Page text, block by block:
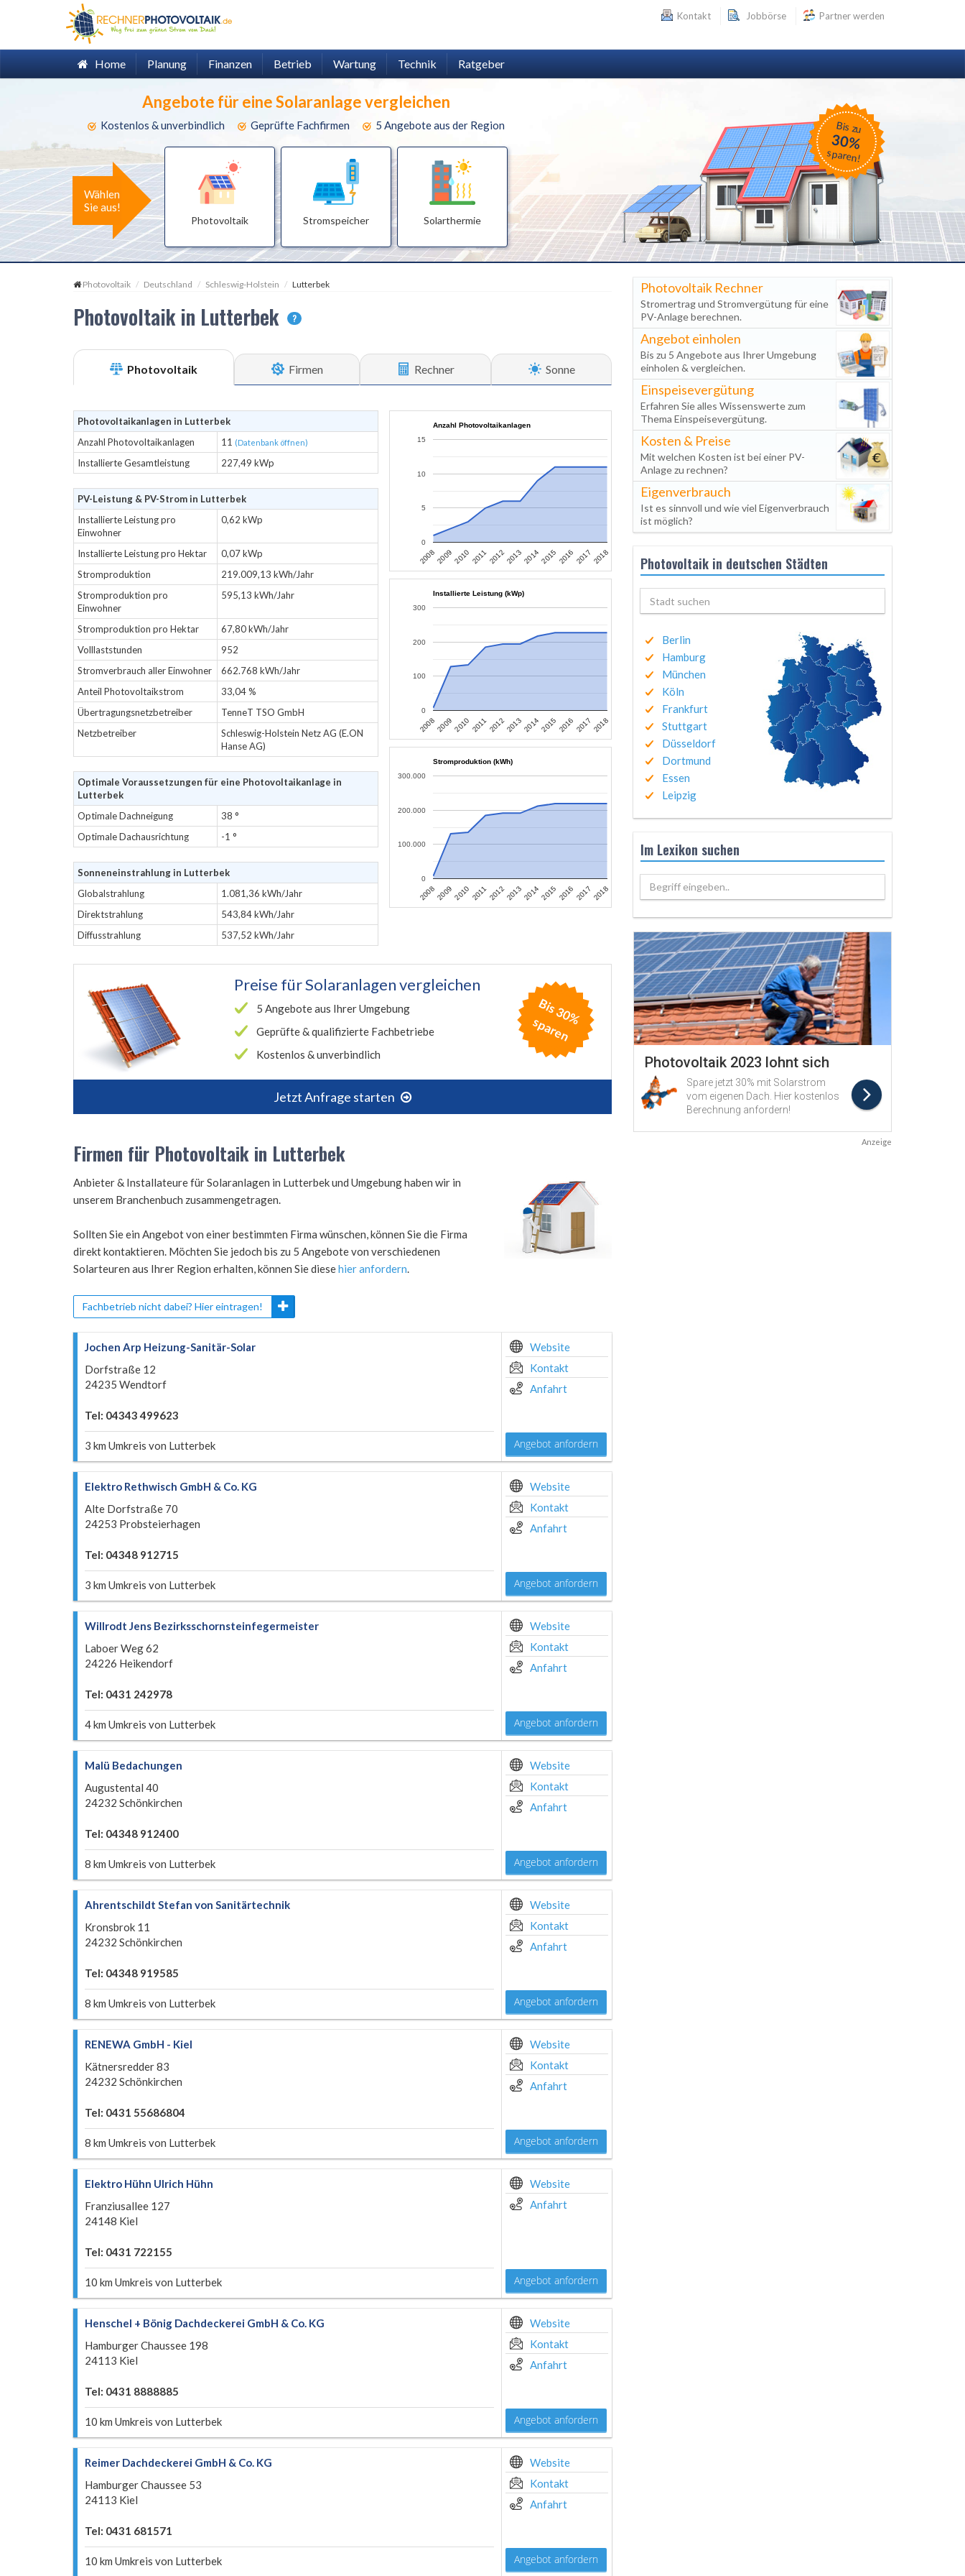
Kontakt Jobbörse Partner werden
Home Planung Finanzen Betrieb Wartung Technik Ratgeber
Angebote für eine Solaranlage vergleichen
Kostenlos & unverbindlich Geprüfte Fachfirmen 5 Angebote aus der Region
Wählen
Sie aus!
Photovoltaik Stromspeicher Solarthermie
Bis zu
30%
sparen!
Photovoltaik Deutschland Schleswig-Holstein Lutterbek
Photovoltaik in Lutterbek ?
Photovoltaik Firmen Rechner Sonne
Photovoltaikanlagen in Lutterbek
Anzahl Photovoltaikanlagen
11 (Datenbank öffnen)
Installierte Gesamtleistung 227,49 kWp
PV-Leistung & PV-Strom in Lutterbek
Installierte Leistung pro
Einwohner
0,62 kWp
Installierte Leistung pro Hektar
0,07 kWp
Stromproduktion
219.009,13 kWh/Jahr
Stromproduktion pro
Einwohner
595,13 kWh/Jahr
Stromproduktion pro Hektar
67,80 kWh/Jahr
Volllaststunden
952
Stromverbrauch aller Einwohner
662.768 kWh/Jahr
Anteil Photovoltaikstrom
33,04 %
Übertragungsnetzbetreiber
TenneT TSO GmbH
Netzbetreiber
Schleswig-Holstein Netz AG (E.ON
Hanse AG)
Optimale Voraussetzungen für eine Photovoltaikanlage in
Lutterbek
Optimale Dachneigung
38 °
Optimale Dachausrichtung
-1 °
Sonneneinstrahlung in Lutterbek
Globalstrahlung
1.081,36 kWh/Jahr
Direktstrahlung
543,84 kWh/Jahr
Diffusstrahlung
537,52 kWh/Jahr
Anzahl Photovoltaikanlagen
200820092010 20112012201320142015 2016 2017 2018
0
5
10
15
Installierte Leistung (kWp)
200820092010 20112012201320142015 2016 2017 2018
0
100
200
300
Stromproduktion (kWh)
200820092010 20112012201320142015 2016 2017 2018
0
100.000
200.000
300.000
Preise fürSolaranlagen vergleichen
5 Angebote aus Ihrer Umgebung
Geprüfte & qualifizierte Fachbetriebe
Kostenlos & unverbindlich
Jetzt Anfrage starten
B
is
3
0
%
s
p
a
r
e
n
Firmen für Photovoltaik in Lutterbek
Anbieter & Installateure für Solaranlagen in Lutterbek und Umgebung haben wir in
unserem Branchenbuch zusammengetragen.
Sollten Sie ein Angebot von einer bestimmten Firma wünschen, können Sie die Firma
direkt kontaktieren. Möchten Sie jedoch bis zu 5 Angebote von verschiedenen
Solarteuren aus Ihrer Region erhalten, können Sie diesehier anfordern.
Fachbetrieb nicht dabei? Hier eintragen!
Jochen Arp Heizung-Sanitär-Solar
Dorfstraße 12
24235 Wendtorf
Tel: 04343 499623
3 km Umkreis von Lutterbek
Website
Kontakt
Anfahrt
Angebot anfordern
Elektro Rethwisch GmbH & Co. KG
Alte Dorfstraße 70
24253 Probsteierhagen
Tel: 04348 912715
3 km Umkreis von Lutterbek
Website
Kontakt
Anfahrt
Angebot anfordern
Willrodt Jens Bezirksschornsteinfegermeister
Laboer Weg 62
24226 Heikendorf
Tel: 0431 242978
4 km Umkreis von Lutterbek
Website
Kontakt
Anfahrt
Angebot anfordern
Malü Bedachungen
Augustental 40
24232 Schönkirchen
Tel: 04348 912400
8 km Umkreis von Lutterbek
Website
Kontakt
Anfahrt
Angebot anfordern
Ahrentschildt Stefan von Sanitärtechnik
Kronsbrok 11
24232 Schönkirchen
Tel: 04348 919585
8 km Umkreis von Lutterbek
Website
Kontakt
Anfahrt
Angebot anfordern
RENEWA GmbH - Kiel
Kätnersredder 83
24232 Schönkirchen
Tel: 0431 55686804
8 km Umkreis von Lutterbek
Website
Kontakt
Anfahrt
Angebot anfordern
Elektro Hühn Ulrich Hühn
Franziusallee 127
24148 Kiel
Tel: 0431 722155
10 km Umkreis von Lutterbek
Website
Anfahrt
Angebot anfordern
Henschel + Bönig Dachdeckerei GmbH & Co. KG
Hamburger Chaussee 198
24113 Kiel
Tel: 0431 8888885
10 km Umkreis von Lutterbek
Website
Kontakt
Anfahrt
Angebot anfordern
Reimer Dachdeckerei GmbH & Co. KG
Hamburger Chaussee 53
24113 Kiel
Tel: 0431 681571
10 km Umkreis von Lutterbek
Website
Kontakt
Anfahrt
Angebot anfordern
Photovoltaik Rechner
Stromertrag und Stromvergütung für eine
PV-Anlage berechnen.
Angebot einholen
Bis zu 5 Angebote aus Ihrer Umgebung
einholen & vergleichen.
Einspeisevergütung
Erfahren Sie alles Wissenswerte zum
Thema Einspeisevergütung.
Kosten & Preise
Mit welchen Kosten ist bei einer PV-
Anlage zu rechnen?
Eigenverbrauch
Ist es sinnvoll und wie viel Eigenverbrauch
ist möglich?
Photovoltaik in deutschen Städten
Berlin
Hamburg
München
Köln
Frankfurt
Stuttgart
Düsseldorf
Dortmund
Essen
Leipzig
Im Lexikon suchen
Begriff eingeben..
Anzeige